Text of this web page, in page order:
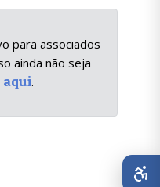
para associados
ainda não seja
aqui.